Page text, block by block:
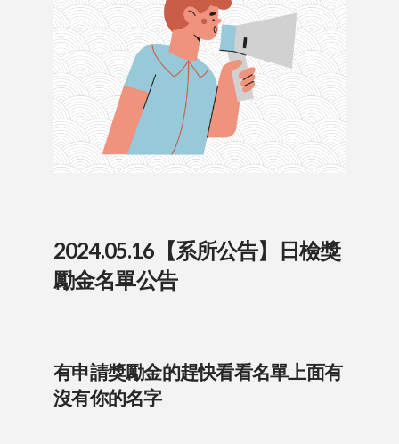
2024.05.16【系所公告】日檢獎
勵金名單公告
有申請獎勵金的趕快看看名單上面有
沒有你的名字